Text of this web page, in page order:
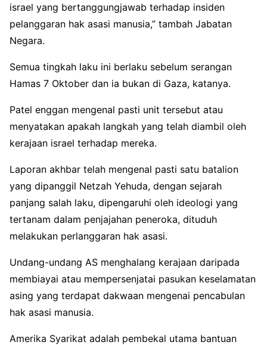
israel yang bertanggungjawab terhadap insiden
pelanggaran hak asasi manusia,” tambah Jabatan
Negara.
Semua tingkah laku ini berlaku sebelum serangan
Hamas 7 Oktober dan ia bukan di Gaza, katanya.
Patel enggan mengenal pasti unit tersebut atau
menyatakan apakah langkah yang telah diambil oleh
kerajaan israel terhadap mereka.
Laporan akhbar telah mengenal pasti satu batalion
yang dipanggil Netzah Yehuda, dengan sejarah
panjang salah laku, dipengaruhi oleh ideologi yang
tertanam dalam penjajahan peneroka, dituduh
melakukan perlanggaran hak asasi.
Undang-undang AS menghalang kerajaan daripada
membiayai atau mempersenjatai pasukan keselamatan
asing yang terdapat dakwaan mengenai pencabulan
hak asasi manusia.
Amerika Syarikat adalah pembekal utama bantuan